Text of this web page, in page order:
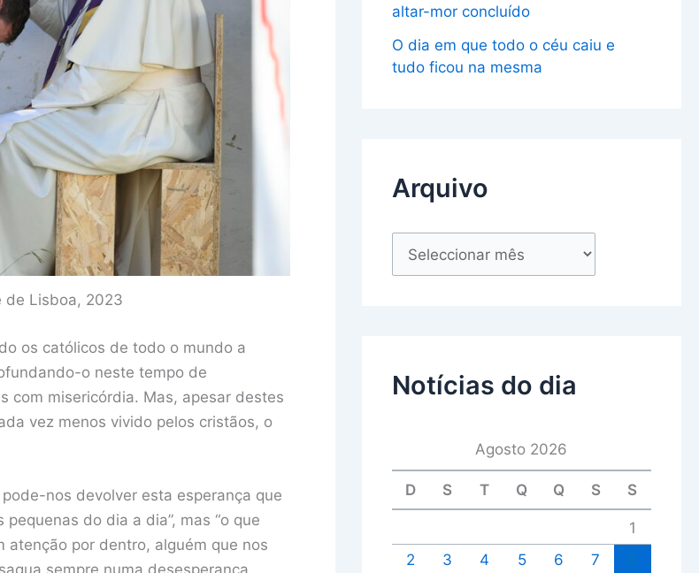
de Lisboa, 2023
os católicos de todo o mundo a
o neste tempo de
com misericórdia. Mas, apesar destes
vez menos vivido pelos cristãos, o
nos devolver esta esperança que
do dia a dia”, mas “o que
atenção por dentro, alguém que nos
altar-mor concluído
O dia em que todo o céu caiu e
tudo ficou na mesma
Arquivo
Notícias do dia
Agosto 2026
D S T Q Q S S
1
2
3 4 5 6 7